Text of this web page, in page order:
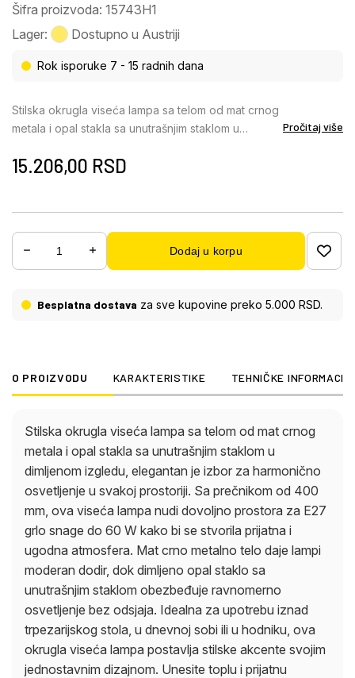
Šifra proizvoda: 15743H1
Lager:
Dostupno u Austriji
Rok isporuke 7 - 15 radnih dana
Stilska okrugla viseća lampa sa telom od mat crnog
metala i opal stakla sa unutrašnjim staklom u
harmonično osvetljenje u svakoj prostoriji. Sa
metalno telo daje lampi moderan dodir, dok
dimljeno opal staklo sa unutrašnjim staklom
obezbeđuje ravnomerno osvetljenje bez odsjaja.
dnevnoj sobi ili u hodniku, ova okrugla viseća
metala i dimljenog opal stakla.
Pročitaj više
15.206,00 RSD
Dodaj u korpu
Besplatna dostava za sve kupovine preko 5.000 RSD.
O PROIZVODU KARAKTERISTIKE TEHNIČKE
Stilska okrugla viseća lampa sa telom od mat crnog
metala i opal stakla sa unutrašnjim staklom u
dimljenom izgledu, elegantan je izbor za harmonično
osvetljenje u svakoj prostoriji. Sa prečnikom od 400
mm, ova viseća lampa nudi dovoljno prostora za E27
grlo snage do 60 W kako bi se stvorila prijatna i
ugodna atmosfera. Mat crno metalno telo daje lampi
moderan dodir, dok dimljeno opal staklo sa
unutrašnjim staklom obezbeđuje ravnomerno
osvetljenje bez odsjaja. Idealna za upotrebu iznad
trpezarijskog stola, u dnevnoj sobi ili u hodniku, ova
okrugla viseća lampa postavlja stilske akcente svojim
jednostavnim dizajnom. Unesite toplu i prijatnu